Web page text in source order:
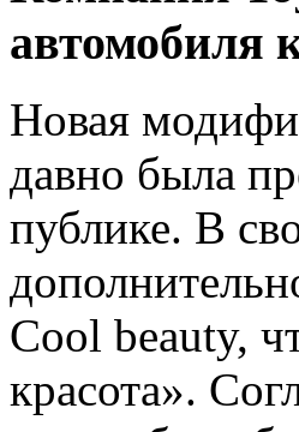
автомобиля
Новая
давно была
публике. В
Cool beauty,
красота».